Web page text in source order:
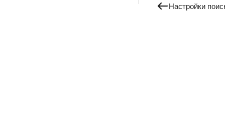
Настройки